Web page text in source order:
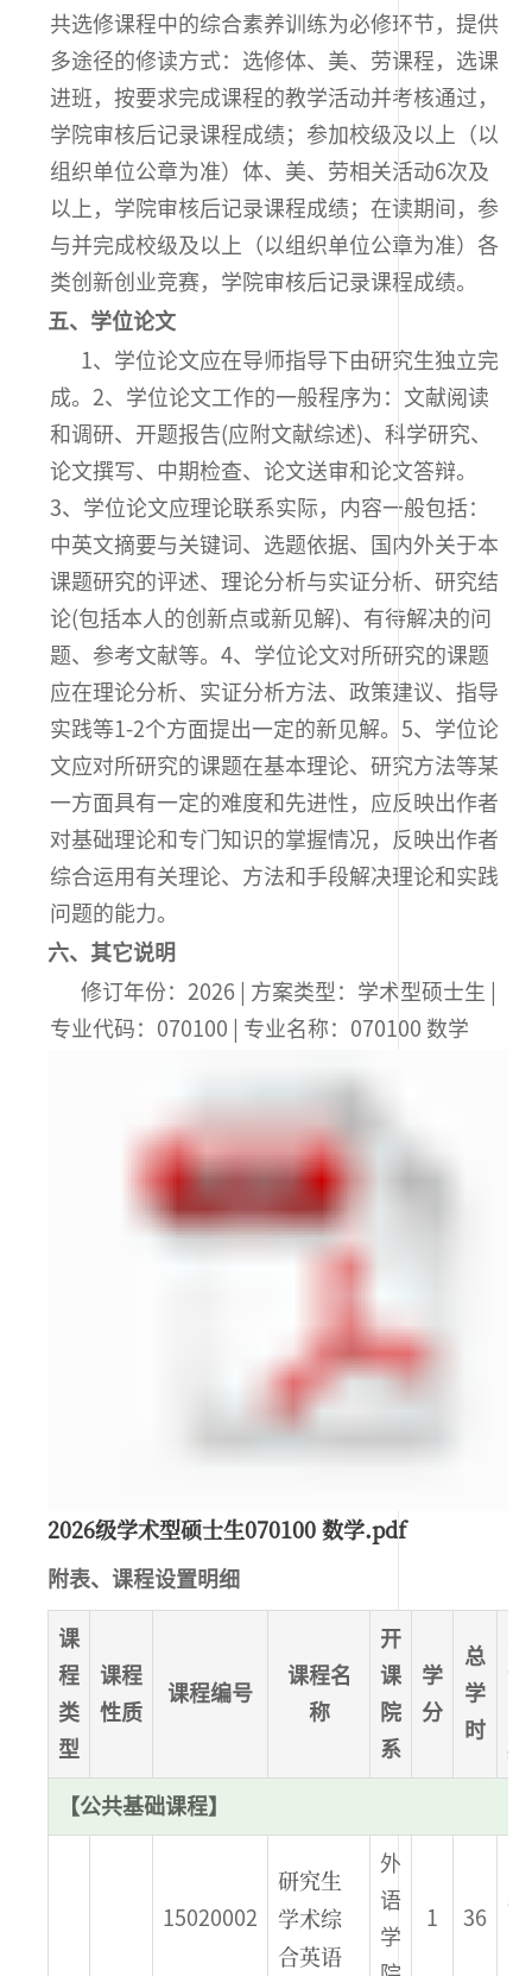
共选修课程中的综合素养训练为必修环节，提供
多途径的修读方式：选修体、美、劳课程，选课
进班，按要求完成课程的教学活动并考核通过，
学院审核后记录课程成绩；参加校级及以上（以
组织单位公章为准）体、美、劳相关活动6次及
以上，学院审核后记录课程成绩；在读期间，参
与并完成校级及以上（以组织单位公章为准）各
类创新创业竞赛，学院审核后记录课程成绩。
五、学位论文
1、学位论文应在导师指导下由研究生独立完
成。2、学位论文工作的一般程序为：文献阅读
和调研、开题报告(应附文献综述)、科学研究、
论文撰写、中期检查、论文送审和论文答辩。
3、学位论文应理论联系实际，内容一般包括：
中英文摘要与关键词、选题依据、国内外关于本
课题研究的评述、理论分析与实证分析、研究结
论(包括本人的创新点或新见解)、有待解决的问
题、参考文献等。4、学位论文对所研究的课题
应在理论分析、实证分析方法、政策建议、指导
实践等1-2个方面提出一定的新见解。5、学位论
文应对所研究的课题在基本理论、研究方法等某
一方面具有一定的难度和先进性，应反映出作者
对基础理论和专门知识的掌握情况，反映出作者
综合运用有关理论、方法和手段解决理论和实践
问题的能力。
六、其它说明
修订年份：2026 | 方案类型：学术型硕士生 |
专业代码：070100 | 专业名称：070100 数学
2026级学术型硕士生070100 数学.pdf
附表、课程设置明细
课
程
类
型
课程
性质
课程编号
课程名
称
开
课
院
系
学
分
总
学
时
期
【公共基础课程】
15020002
研究生
学术综
合英语
外
语
学
1 36
秋